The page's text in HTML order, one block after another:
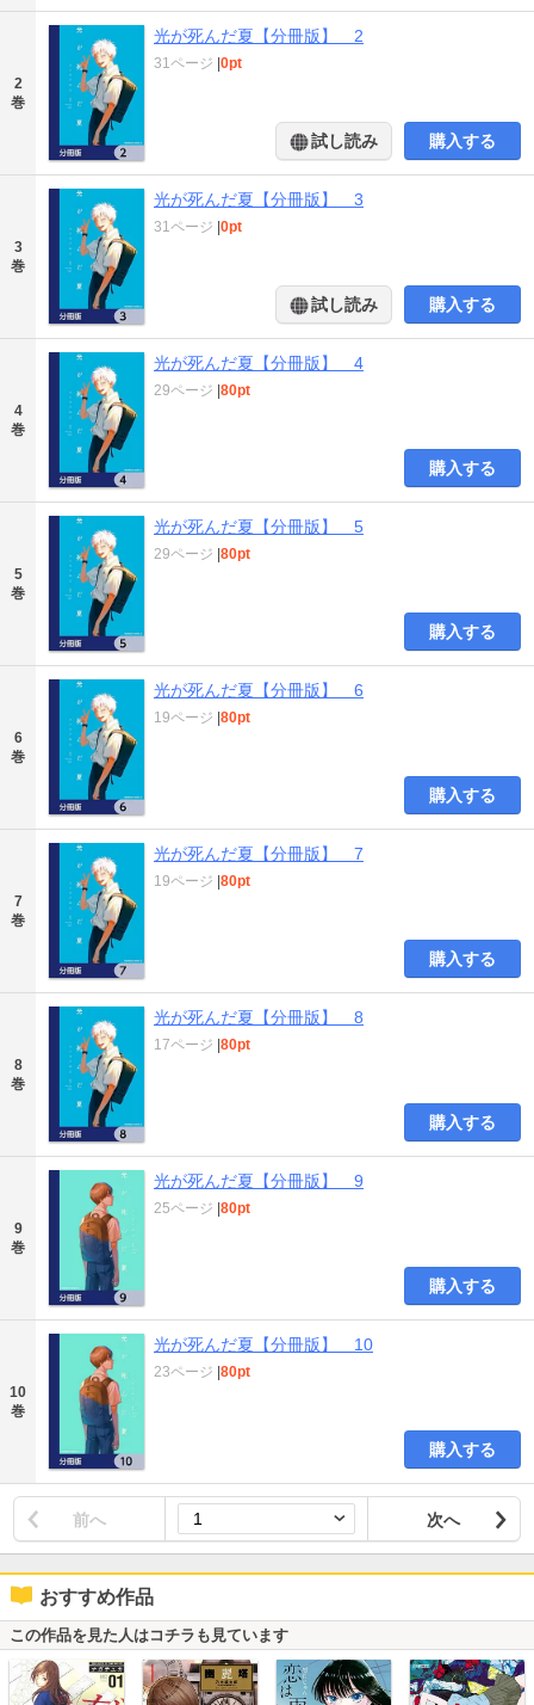
2
巻
光が死んだ夏【分冊版】 2
31ページ |0pt
試し読み 購入する
3
巻
光が死んだ夏【分冊版】 3
31ページ |0pt
試し読み 購入する
4
巻
光が死んだ夏【分冊版】 4
29ページ |80pt
購入する
5
巻
光が死んだ夏【分冊版】 5
29ページ |80pt
購入する
6
巻
光が死んだ夏【分冊版】 6
19ページ |80pt
購入する
7
巻
光が死んだ夏【分冊版】 7
19ページ |80pt
購入する
8
巻
光が死んだ夏【分冊版】 8
17ページ |80pt
購入する
9
巻
光が死んだ夏【分冊版】 9
25ページ |80pt
購入する
10
巻
光が死んだ夏【分冊版】 10
23ページ |80pt
購入する
前へ 次へ
おすすめ作品
この作品を見た人はコチラも見ています